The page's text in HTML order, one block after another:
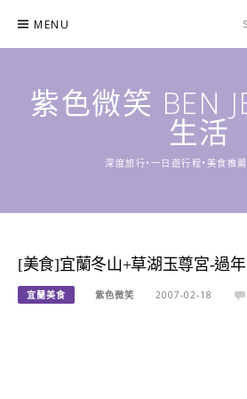
content
MENU
紫色微笑 BEN
生活
深度旅行•一日遊行程•美食推
[美食]宜蘭冬山+草湖玉尊宮-過
宜蘭美食 紫色微笑 2007-02-18